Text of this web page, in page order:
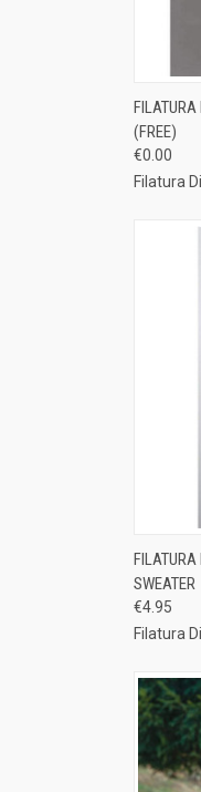
FILATURA
(FREE)
€0.00
Filatura
FILATURA
SWEATER
€4.95
Filatura